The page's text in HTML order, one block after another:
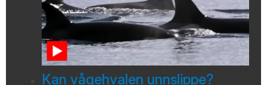
Kan vågehvalen unnslippe?